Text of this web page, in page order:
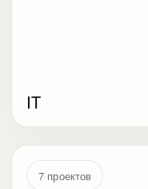
IT
7 проектов